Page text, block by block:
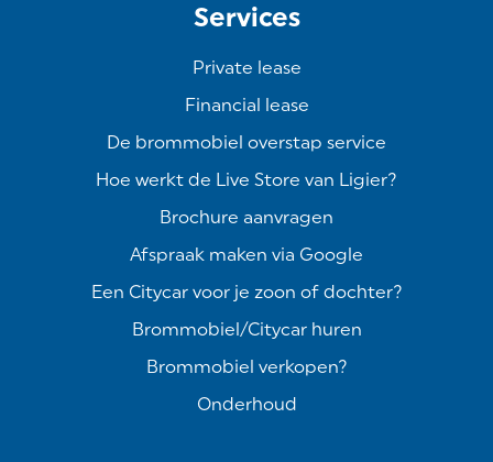
Services
Private lease
Financial lease
De brommobiel overstap service
Hoe werkt de Live Store van Ligier?
Brochure aanvragen
Afspraak maken via Google
Een Citycar voor je zoon of dochter?
Brommobiel/Citycar huren
Brommobiel verkopen?
Onderhoud